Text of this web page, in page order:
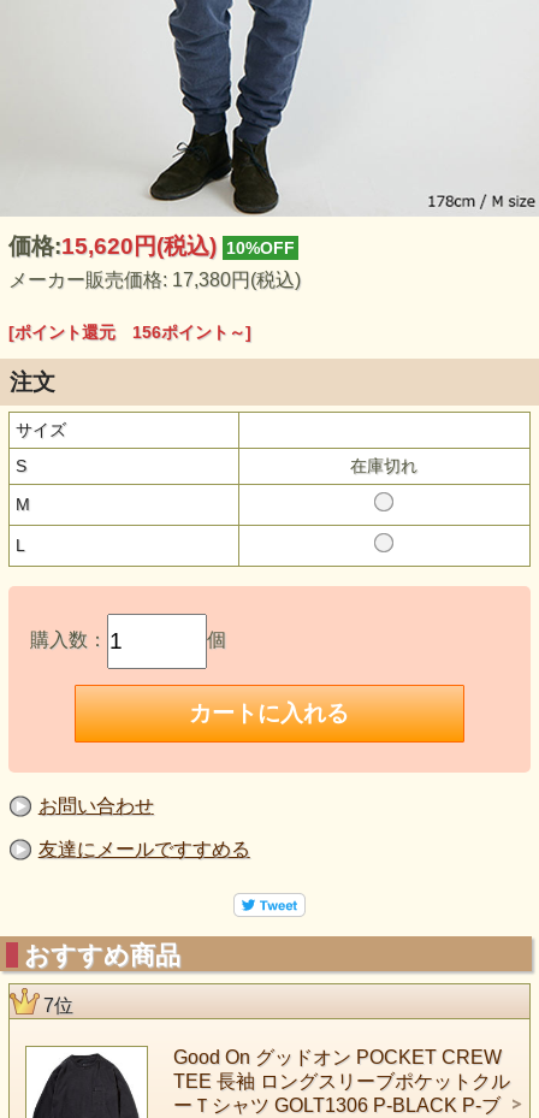
価格:15,620円(税込) 10%OFF
メーカー販売価格: 17,380円(税込)
[ポイント還元 156ポイント～]
注文
サイズ
S
在庫切れ
M
L
購入数： 個
お問い合わせ
友達にメールですすめる
おすすめ商品
7位
Good On グッドオン POCKET CREW
TEE 長袖 ロングスリーブポケットクル
ーＴシャツ GOLT1306 P-BLACK P-ブ